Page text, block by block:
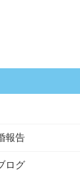
報告
ログ